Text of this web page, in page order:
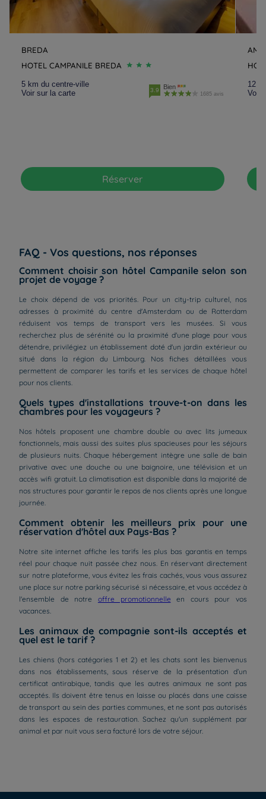
BREDA
HOTEL CAMPANILE BREDA
5 km du centre-ville
Voir sur la carte
3.9 Bien
1685 avis
Réserver
12
Voir
FAQ - Vos questions, nos réponses
Comment choisir son hôtel Campanile selon son
projet de voyage ?
Le choix dépend de vos priorités. Pour un city-trip culturel, nos
adresses à proximité du centre d'Amsterdam ou de Rotterdam
réduisent vos temps de transport vers les musées. Si vous
recherchez plus de sérénité ou la proximité d'une plage pour vous
détendre, privilégiez un établissement doté d'un jardin extérieur ou
situé dans la région du Limbourg. Nos fiches détaillées vous
permettent de comparer les tarifs et les services de chaque hôtel
pour nos clients.
Quels types d'installations trouve-t-on dans les
chambres pour les voyageurs ?
Nos hôtels proposent une chambre double ou avec lits jumeaux
fonctionnels, mais aussi des suites plus spacieuses pour les séjours
de plusieurs nuits. Chaque hébergement intègre une salle de bain
privative avec une douche ou une baignoire, une télévision et un
accès wifi gratuit. La climatisation est disponible dans la majorité de
nos structures pour garantir le repos de nos clients après une longue
journée.
Comment obtenir les meilleurs prix pour une
réservation d'hôtel aux Pays-Bas ?
Notre site internet affiche les tarifs les plus bas garantis en temps
réel pour chaque nuit passée chez nous. En réservant directement
sur notre plateforme, vous évitez les frais cachés, vous vous assurez
une place sur notre parking sécurisé si nécessaire, et vous accédez à
l'ensemble de notre offre promotionnelle en cours pour vos
vacances.
Les animaux de compagnie sont-ils acceptés et
quel est le tarif ?
Les chiens (hors catégories 1 et 2) et les chats sont les bienvenus
dans nos établissements, sous réserve de la présentation d’un
certificat antirabique, tandis que les autres animaux ne sont pas
acceptés. Ils doivent être tenus en laisse ou placés dans une caisse
de transport au sein des parties communes, et ne sont pas autorisés
dans les espaces de restauration. Sachez qu'un supplément par
animal et par nuit vous sera facturé lors de votre séjour.
Hôtels à Paris